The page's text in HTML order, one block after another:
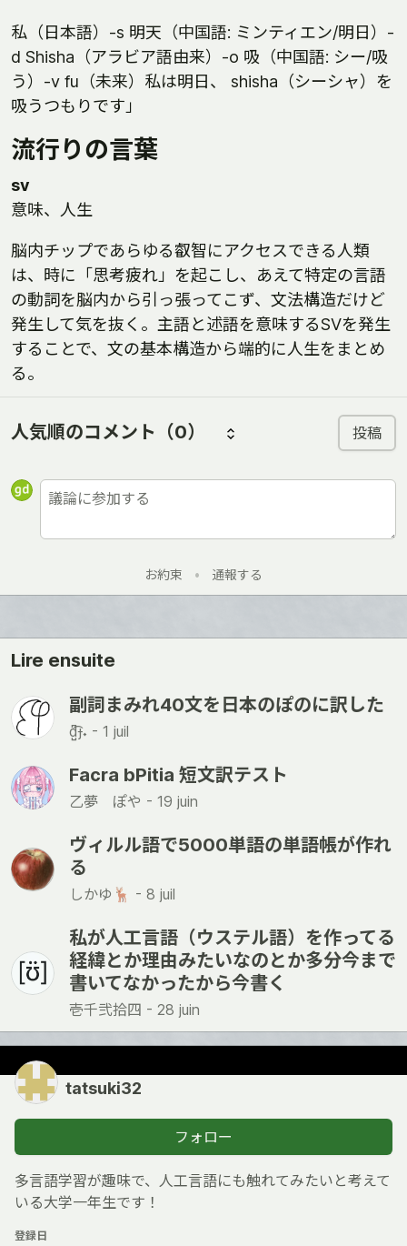
私（日本語）-s 明天（中国語: ミンティエン/明日）-
d Shisha（アラビア語由来）-o 吸（中国語: シー/吸
う）-v fu（未来）私は明日、 shisha（シーシャ）を
吸うつもりです」
流行りの言葉
sv
意味、人生
脳内チップであらゆる叡智にアクセスできる人類
は、時に「思考疲れ」を起こし、あえて特定の言語
の動詞を脳内から引っ張ってこず、文法構造だけど
発生して気を抜く。主語と述語を意味するSVを発生
することで、文の基本構造から端的に人生をまとめ
る。
人気順のコメント （0） 投稿
お約束 • 通報する
Lire ensuite
副詞まみれ40文を日本のぽのに訳した
d̺͆͡ɟ˖ - 1 juil
Facra bPitia 短文訳テスト
乙夢 ぽや - 19 juin
ヴィルル語で5000単語の単語帳が作れ
る
しかゆ🦌 - 8 juil
私が人工言語（ウステル語）を作ってる
経緯とか理由みたいなのとか多分今まで
書いてなかったから今書く
壱千弐拾四 - 28 juin
tatsuki32
フォロー
多言語学習が趣味で、人工言語にも触れてみたいと考えて
いる大学一年生です！
登録日